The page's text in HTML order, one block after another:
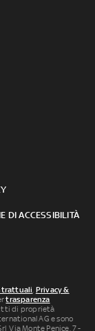
DI ACCESSIBILITÀ
, Privacy &
trasparenza
di proprietà
AG e sono
Via Monte Penice, 7 -